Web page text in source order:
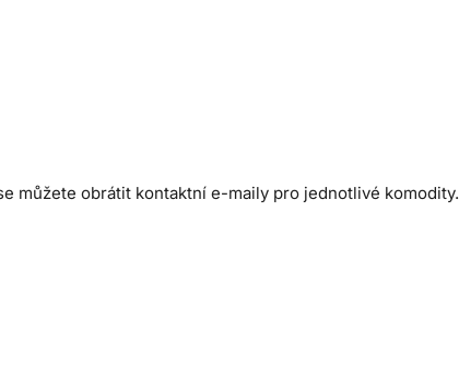
můžete obrátit kontaktní e-maily pro jednotlivé komodity.